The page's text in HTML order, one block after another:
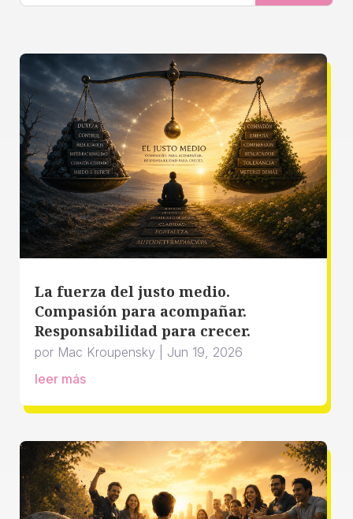
La fuerza del justo medio.
Compasión para acompañar.
Responsabilidad para crecer.
por Mac Kroupensky
Jun 19, 2026
leer más